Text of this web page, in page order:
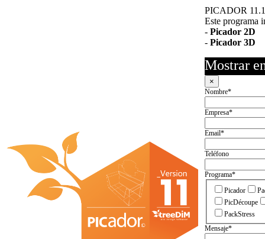
PICADOR 11.1
Este programa
- Picador 2D
- Picador 3D
Mostrar
×
Nombre*
Empresa*
Email*
Teléfono
Programa*
Picador
PicDécoupe
PackStress
Mensaje*